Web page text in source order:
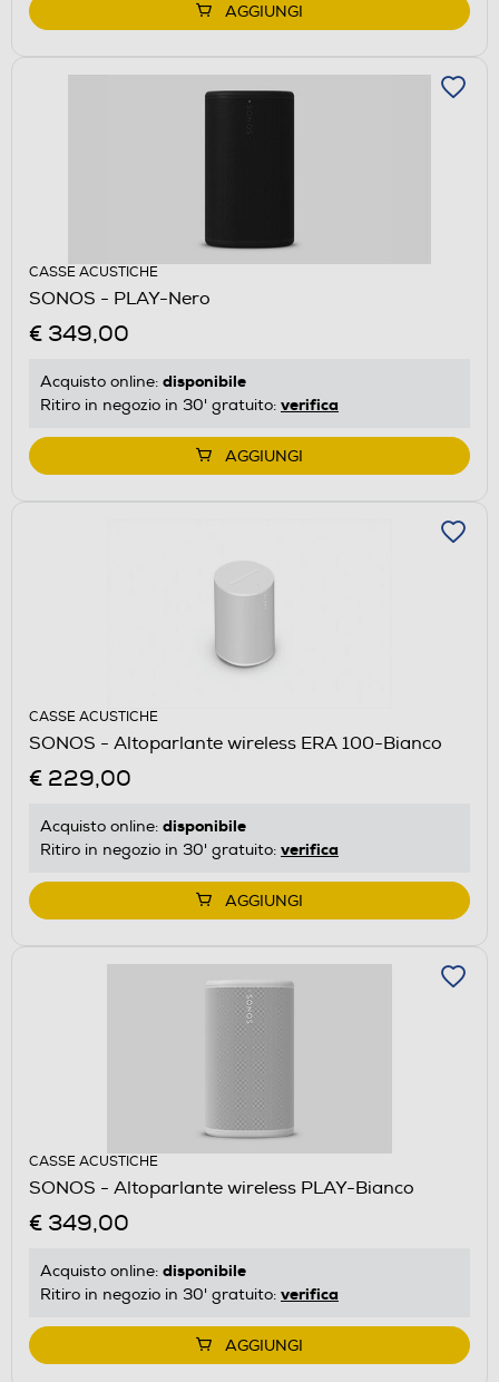
AGGIUNGI
CASSE ACUSTICHE
SONOS - PLAY-Nero
€ 349,00
Acquisto online: disponibile
Ritiro in negozio in 30' gratuito: verifica
AGGIUNGI
CASSE ACUSTICHE
SONOS - Altoparlante wireless ERA 100-Bianco
€ 229,00
Acquisto online: disponibile
Ritiro in negozio in 30' gratuito: verifica
AGGIUNGI
CASSE ACUSTICHE
SONOS - Altoparlante wireless PLAY-Bianco
€ 349,00
Acquisto online: disponibile
Ritiro in negozio in 30' gratuito: verifica
AGGIUNGI